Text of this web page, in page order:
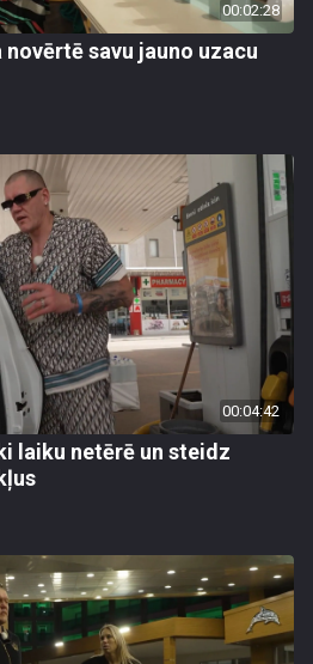
00:02:28
savu jauno uzacu
00:04:42
laiku netērē un steidz